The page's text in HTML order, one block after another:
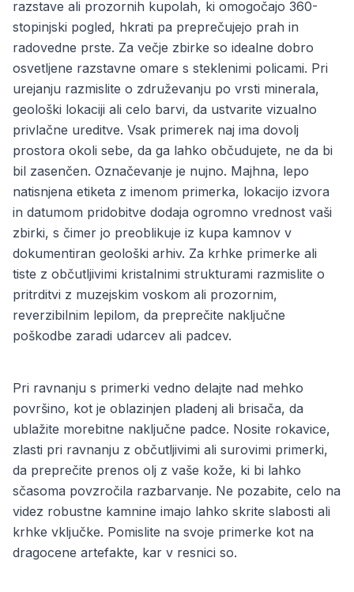
razstave ali prozornih kupolah, ki omogočajo 360-
stopinjski pogled, hkrati pa preprečujejo prah in
radovedne prste. Za večje zbirke so idealne dobro
osvetljene razstavne omare s steklenimi policami. Pri
urejanju razmislite o združevanju po vrsti minerala,
geološki lokaciji ali celo barvi, da ustvarite vizualno
privlačne ureditve. Vsak primerek naj ima dovolj
prostora okoli sebe, da ga lahko občudujete, ne da bi
bil zasenčen. Označevanje je nujno. Majhna, lepo
natisnjena etiketa z imenom primerka, lokacijo izvora
in datumom pridobitve dodaja ogromno vrednost vaši
zbirki, s čimer jo preoblikuje iz kupa kamnov v
dokumentiran geološki arhiv. Za krhke primerke ali
tiste z občutljivimi kristalnimi strukturami razmislite o
pritrditvi z muzejskim voskom ali prozornim,
reverzibilnim lepilom, da preprečite naključne
poškodbe zaradi udarcev ali padcev.
Pri ravnanju s primerki vedno delajte nad mehko
površino, kot je oblazinjen pladenj ali brisača, da
ublažite morebitne naključne padce. Nosite rokavice,
zlasti pri ravnanju z občutljivimi ali surovimi primerki,
da preprečite prenos olj z vaše kože, ki bi lahko
sčasoma povzročila razbarvanje. Ne pozabite, celo na
videz robustne kamnine imajo lahko skrite slabosti ali
krhke vključke. Pomislite na svoje primerke kot na
dragocene artefakte, kar v resnici so.